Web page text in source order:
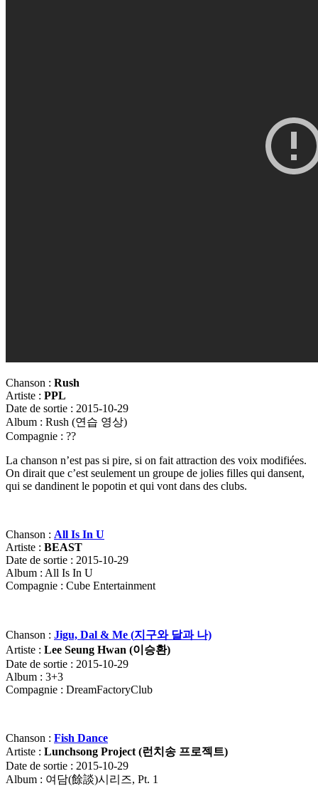
Chanson : Rush
Artiste : PPL
Date de sortie : 2015-10-29
Album : Rush (연습 영상)
Compagnie : ??
La chanson n’est pas si pire, si on fait attraction des voix modifiées.
On dirait que c’est seulement un groupe de jolies filles qui dansent,
qui se dandinent le popotin et qui vont dans des clubs.
Chanson : All Is In U
Artiste : BEAST
Date de sortie : 2015-10-29
Album : All Is In U
Compagnie : Cube Entertainment
Chanson : Jigu, Dal & Me (지구와 달과 나)
Artiste : Lee Seung Hwan (이승환)
Date de sortie : 2015-10-29
Album : 3+3
Compagnie : DreamFactoryClub
Chanson : Fish Dance
Artiste : Lunchsong Project (런치송 프로젝트)
Date de sortie : 2015-10-29
Album : 여담(餘談)시리즈, Pt. 1